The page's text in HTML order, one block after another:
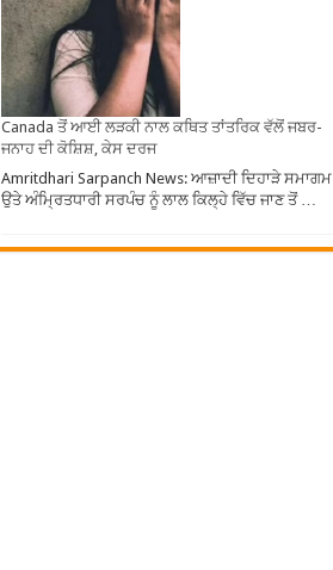
Canada ਤੋਂ ਆਈ ਲੜਕੀ ਨਾਲ ਕਥਿਤ ਤਾਂਤਰਿਕ ਵੱਲੋਂ ਜਬਰ-
ਜਨਾਹ ਦੀ ਕੋਸ਼ਿਸ਼, ਕੇਸ ਦਰਜ
Amritdhari Sarpanch News: ਆਜ਼ਾਦੀ ਦਿਹਾੜੇ ਸਮਾਗਮ
ਉਤੇ ਅੰਮ੍ਰਿਤਧਾਰੀ ਸਰਪੰਚ ਨੂੰ ਲਾਲ ਕਿਲ੍ਹੇ ਵਿੱਚ ਜਾਣ ਤੋਂ …